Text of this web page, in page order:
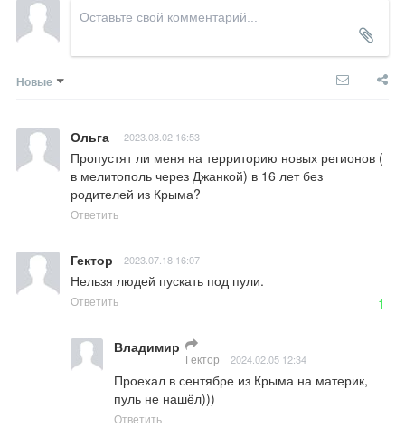
Новые
Ольга 2023.08.02 16:53
Пропустят ли меня на территорию новых регионов (
в мелитополь через Джанкой) в 16 лет без
родителей из Крыма?
Ответить
Гектор 2023.07.18 16:07
Нельзя людей пускать под пули.
Ответить 1
Владимир
Гектор 2024.02.05 12:34
Проехал в сентябре из Крыма на материк,
пуль не нашёл)))
Ответить